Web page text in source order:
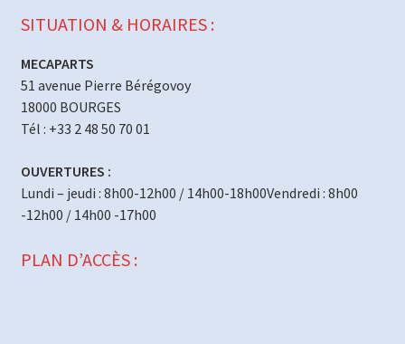
SITUATION & HORAIRES :
MECAPARTS
51 avenue Pierre Bérégovoy
18000 BOURGES
Tél : +33 2 48 50 70 01
OUVERTURES :
Lundi – jeudi : 8h00-12h00 / 14h00-18h00Vendredi : 8h00
-12h00 / 14h00 -17h00
PLAN D’ACCÈS :